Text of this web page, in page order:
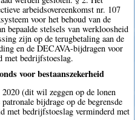
arbeidsovereenkomst nr. 107
voor het behoud van de
bepaalde stelsels van werkloosheid
zijn op de terugbetaling aan de
en de DECAVA-bijdragen voor
met bedrijfstoeslag.
voor bestaanszekerheid
(dit wil zeggen op de lonen
bijdrage op de begrensde
met bedrijfstoeslag verminderd met